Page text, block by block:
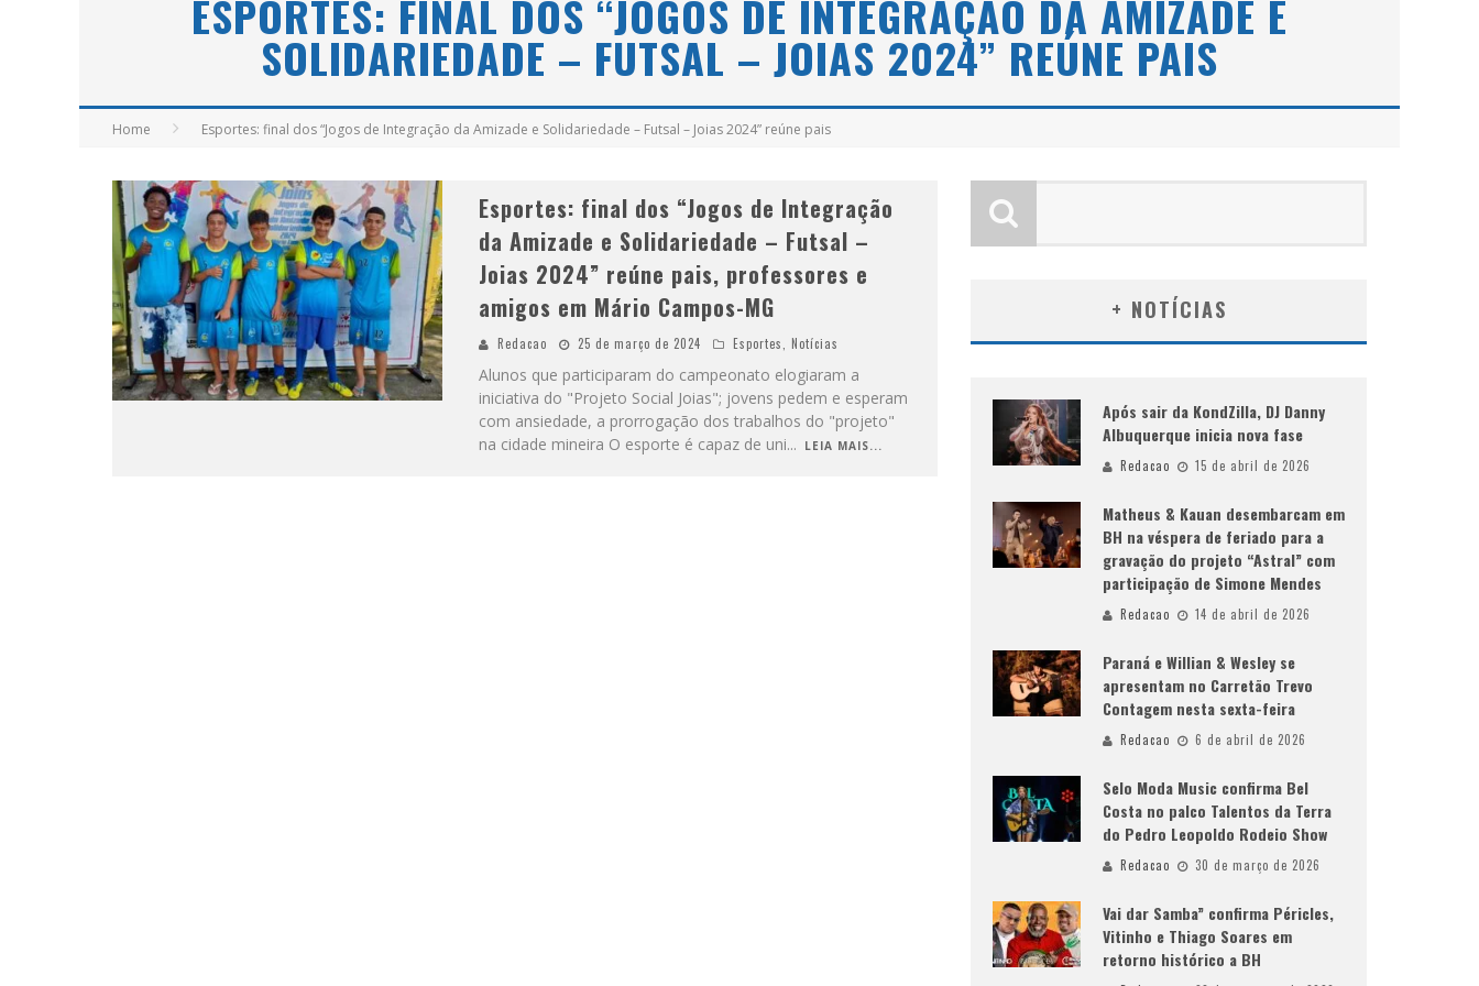
APÓS SAIR DA KONDZILLA, DJ DANNY ALBUQUERQUE INICIA NOVA FASE
ESPORTES: FINAL DOS “JOGOS DE INTEGRAÇÃO DA AMIZADE E
SOLIDARIEDADE – FUTSAL – JOIAS 2024” REÚNE PAIS
Home Esportes: final dos “Jogos de Integração da Amizade e Solidariedade – Futsal – Joias 2024” reúne pais
Esportes: final dos “Jogos de Integração
da Amizade e Solidariedade – Futsal –
Joias 2024” reúne pais, professores e
amigos em Mário Campos-MG
Redacao 25 de março de 2024 Esportes Notícias
Alunos que participaram do campeonato elogiaram a
iniciativa do "Projeto Social Joias"; jovens pedem e esperam
com ansiedade, a prorrogação dos trabalhos do "projeto"
na cidade mineira O esporte é capaz de uni... LEIA MAIS...
+ NOTÍCIAS
Após sair da KondZilla, DJ Danny
Albuquerque inicia nova fase
Redacao 15 de abril de 2026
Matheus & Kauan desembarcam em
BH na véspera de feriado para a
gravação do projeto “Astral” com
participação de Simone Mendes
Redacao 14 de abril de 2026
Paraná e Willian & Wesley se
apresentam no Carretão Trevo
Contagem nesta sexta-feira
Redacao 6 de abril de 2026
Selo Moda Music confirma Bel
Costa no palco Talentos da Terra
do Pedro Leopoldo Rodeio Show
Redacao 30 de março de 2026
Vai dar Samba” confirma Péricles,
Vitinho e Thiago Soares em
retorno histórico a BH